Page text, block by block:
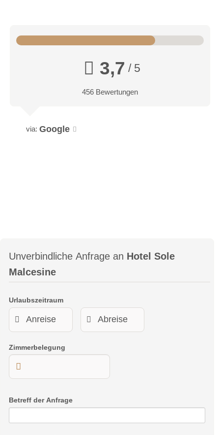
3,7 / 5
456 Bewertungen
via: Google
Unverbindliche Anfrage an Hotel Sole
Malcesine
Urlaubszeitraum
Zimmerbelegung
Betreff der Anfrage